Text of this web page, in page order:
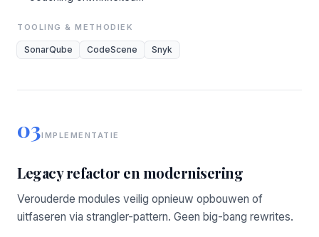
TOOLING & METHODIEK
SonarQube CodeScene Snyk
03IMPLEMENTATIE
Legacy refactor en modernisering
Verouderde modules veilig opnieuw opbouwen of
uitfaseren via strangler-pattern. Geen big-bang rewrites.